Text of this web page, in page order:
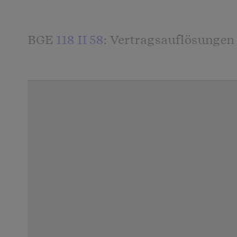
BGE 118 II 58: Vertragsauflösungen